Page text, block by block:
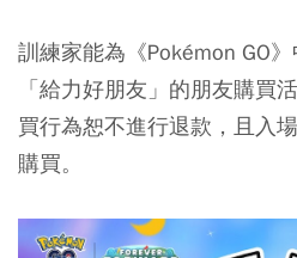
訓練家能為《Pokémon GO
「給力好朋友」的朋友購買
買行為恕不進行退款，且入
購買。